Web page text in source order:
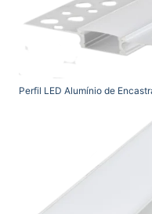
Perfil LED Alumínio de